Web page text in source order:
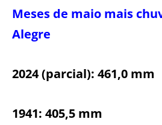
Meses de maio mais
Alegre
2024 (parcial): 461,0 mm
1941: 405,5 mm